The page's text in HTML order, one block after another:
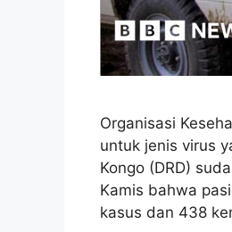
Organisasi
untuk jenis virus
Kongo (DRD)
Kamis bahwa
kasus dan 438